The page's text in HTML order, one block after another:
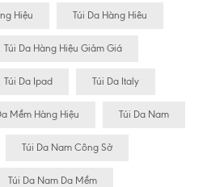
Hiệu Túi Da Hàng Hiêu
Túi Da Hàng Hiệu Giảm Giá
Túi Da Ipad Túi Da Italy
Mềm Hàng Hiệu Túi Da Nam
Túi Da Nam Công Sở
Túi Da Nam Da Mềm